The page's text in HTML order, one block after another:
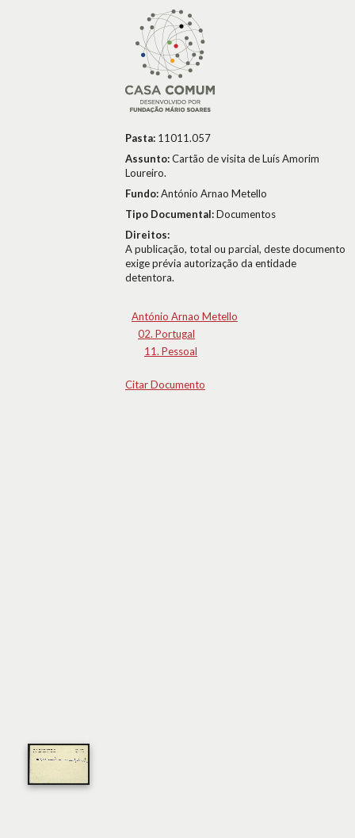
Pasta: 11011.057
Assunto:Cartão de visita de Luís Amorim
Loureiro.
Fundo:António Arnao Metello
Tipo Documental:Documentos
Direitos:
A publicação, total ou parcial, deste documento
exige prévia autorização da entidade
detentora.
António Arnao Metello
02. Portugal
11. Pessoal
Citar Documento